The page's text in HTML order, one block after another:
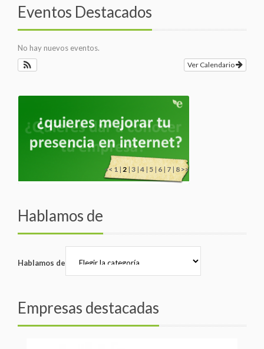
Eventos Destacados
No hay nuevos eventos.
Ver Calendario
<<1| 2| 3|4|5|6| 7|8>>
Hablamos de
Hablamos de
Empresas destacadas